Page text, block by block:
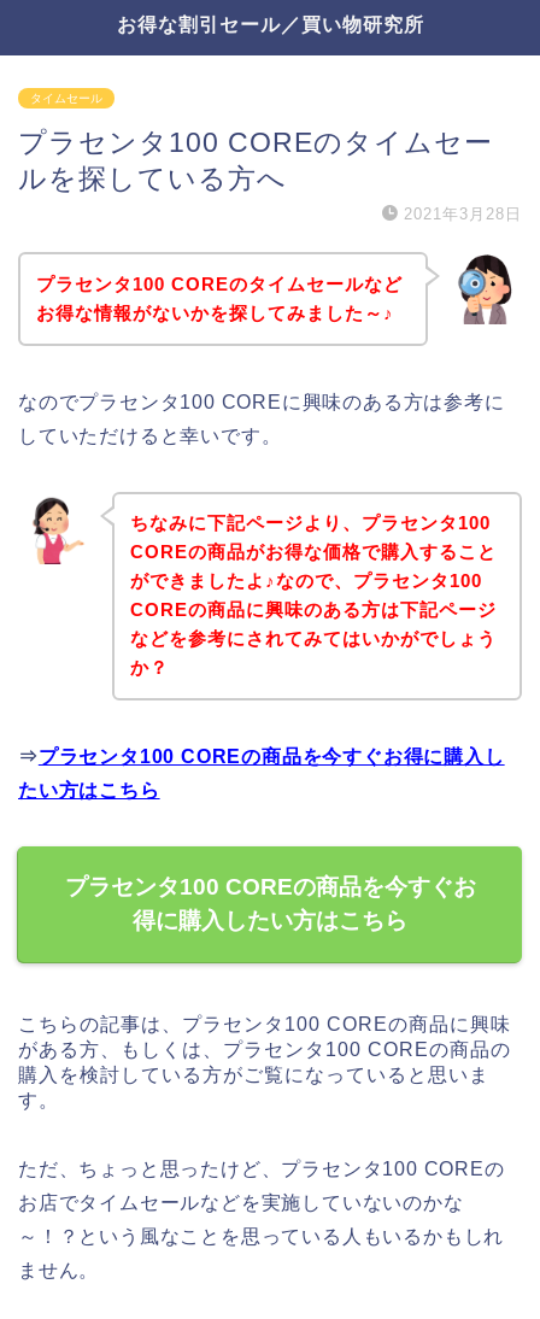
お得な割引セール／買い物研究所
タイムセール
プラセンタ100 COREのタイムセー
ルを探している方へ
2021年3月28日
プラセンタ100 COREのタイムセールなど
お得な情報がないかを探してみました～♪
なのでプラセンタ100 COREに興味のある方は参考に
していただけると幸いです。
ちなみに下記ページより、プラセンタ100
COREの商品がお得な価格で購入すること
ができましたよ♪なので、プラセンタ100
COREの商品に興味のある方は下記ページ
などを参考にされてみてはいかがでしょう
か？
⇒プラセンタ100 COREの商品を今すぐお得に購入し
たい方はこちら
プラセンタ100 COREの商品を今すぐお
得に購入したい方はこちら
こちらの記事は、プラセンタ100 COREの商品に興味
がある方、もしくは、プラセンタ100 COREの商品の
購入を検討している方がご覧になっていると思いま
す。
ただ、ちょっと思ったけど、プラセンタ100 COREの
お店でタイムセールなどを実施していないのかな
～！？という風なことを思っている人もいるかもしれ
ません。